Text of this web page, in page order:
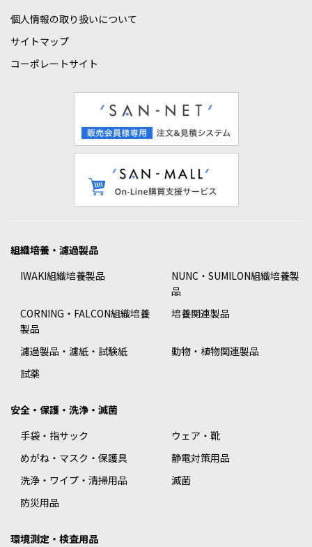
個人情報の取り扱いについて
サイトマップ
コーポレートサイト
組織培養・濾過製品
IWAKI組織培養製品
NUNC・SUMILON組織培養製
品
CORNING・FALCON組織培養
製品
培養関連製品
濾過製品・濾紙・試験紙
動物・植物関連製品
試薬
安全・保護・洗浄・滅菌
手袋・指サック
ウェア・靴
めがね・マスク・保護具
静電対策用品
洗浄・ワイプ・清掃用品
滅菌
防災用品
環境測定・検査用品